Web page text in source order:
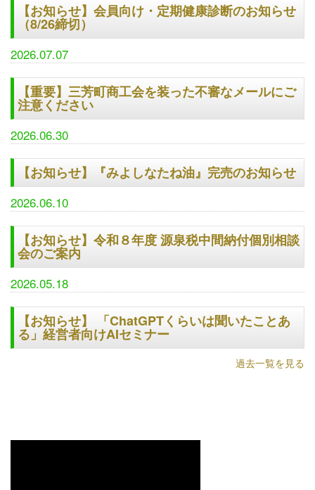
【お知らせ】会員向け・定期健康診断のお知らせ
（8/26締切）
2026.07.07
【重要】三芳町商工会を装った不審なメールにご
注意ください
2026.06.30
【お知らせ】『みよしなたね油』完売のお知らせ
2026.06.10
【お知らせ】令和８年度 源泉税中間納付個別相談
会のご案内
2026.05.18
【お知らせ】 「ChatGPTくらいは聞いたことあ
る」経営者向けAIセミナー
過去一覧を見る